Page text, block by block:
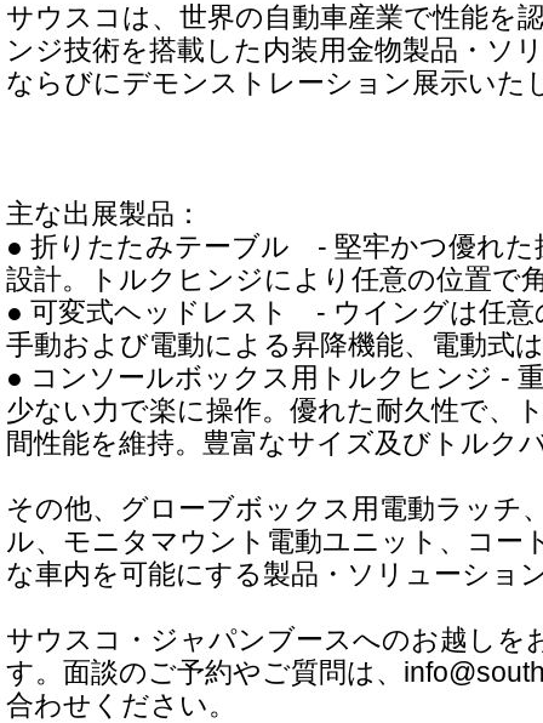
サウスコは、世界の自動車産業で性能を
ンジ技術を搭載した内装用金物製品・ソ
ならびにデモンストレーション展示いた
主な出展製品：
● 折りたたみテーブル - 堅牢かつ優れた
設計。トルクヒンジにより任意の位置で
● 可変式ヘッドレスト - ウイングは任意
手動および電動による昇降機能、電動式
● コンソールボックス用トルクヒンジ -
少ない力で楽に操作。優れた耐久性で、
間性能を維持。豊富なサイズ及びトルク
その他、グローブボックス用電動ラッチ
ル、モニタマウント電動ユニット、コー
な車内を可能にする製品・ソリューショ
サウスコ・ジャパンブースへのお越しを
す。面談のご予約やご質問は、
合わせください。